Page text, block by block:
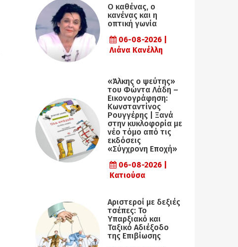
Ο καθένας, ο
κανένας και η
οπτική γωνία
06-08-2026 |
Λιάνα Κανέλλη
«Άλκης ο ψεύτης»
του Φώντα Λάδη –
Εικονογράφηση:
Κωνσταντίνος
Ρουγγέρης | Ξανά
στην κυκλοφορία με
νέο τόμο από τις
εκδόσεις
«Σύγχρονη Εποχή»
06-08-2026 |
Κατιούσα
Αριστεροί με δεξιές
τσέπες: Το
Υπαρξιακό και
Ταξικό Αδιέξοδο
της Επιβίωσης